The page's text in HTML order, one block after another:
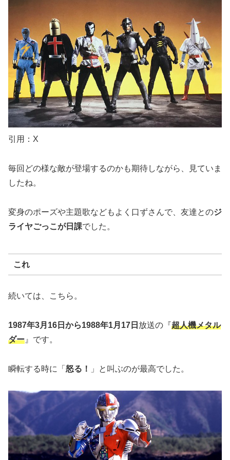
引用：X
毎回どの様な敵が登場するのかも期待しながら、見ていま
したね。
変身のポーズや主題歌などもよく口ずさんで、友達とのジ
ライヤごっこが日課でした。
これ
続いては、こちら。
1987年3月16日から1988年1月17日 放送の『超人機メタル
ダー 』です。
瞬転する時に「 怒る！ 」と叫ぶのが最高でした。